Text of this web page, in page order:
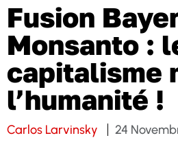
Fusion
Monsanto :
capitalisme
l’humanité !
Carlos Larvinsky 24